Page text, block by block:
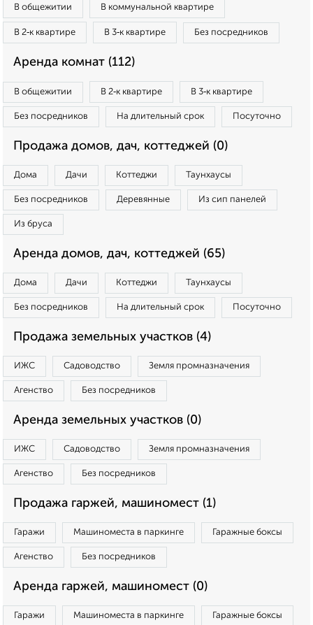
В общежитии В коммунальной квартире
В 2‑к квартире В 3‑к квартире Без посредников
Аренда комнат (112)
В общежитии В 2‑к квартире В 3‑к квартире
Без посредников На длительный срок Посуточно
Продажа домов, дач, коттеджей (0)
Дома Дачи Коттеджи Таунхаусы
Без посредников Деревянные Из сип панелей
Из бруса
Аренда домов, дач, коттеджей (65)
Дома Дачи Коттеджи Таунхаусы
Без посредников На длительный срок Посуточно
Продажа земельных участков (4)
ИЖС Садоводство Земля промназначения
Агенство Без посредников
Аренда земельных участков (0)
ИЖС Садоводство Земля промназначения
Агенство Без посредников
Продажа гаржей, машиномест (1)
Гаражи Машиноместа в паркинге Гаражные боксы
Агенство Без посредников
Аренда гаржей, машиномест (0)
Гаражи Машиноместа в паркинге Гаражные боксы